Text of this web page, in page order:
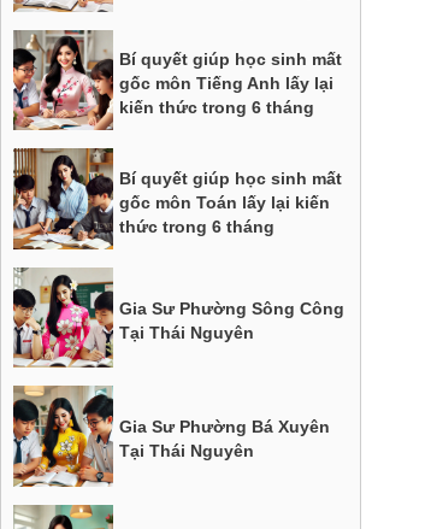
Bí quyết giúp học sinh mất
gốc môn Tiếng Anh lấy lại
kiến thức trong 6 tháng
Bí quyết giúp học sinh mất
gốc môn Toán lấy lại kiến
thức trong 6 tháng
Gia Sư Phường Sông Công
Tại Thái Nguyên
Gia Sư Phường Bá Xuyên
Tại Thái Nguyên